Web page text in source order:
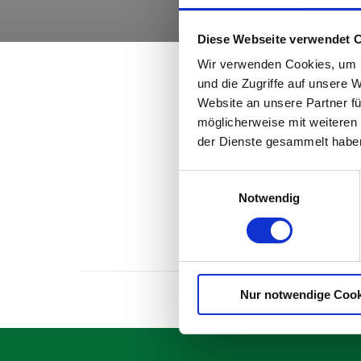
Diese Webseite verwendet
Wir verwenden Cookies,
und die Zugriffe auf unsere
Website an unsere Partner
möglicherweise mit
der Dienste gesammelt
Notwendig
Nur notwendige